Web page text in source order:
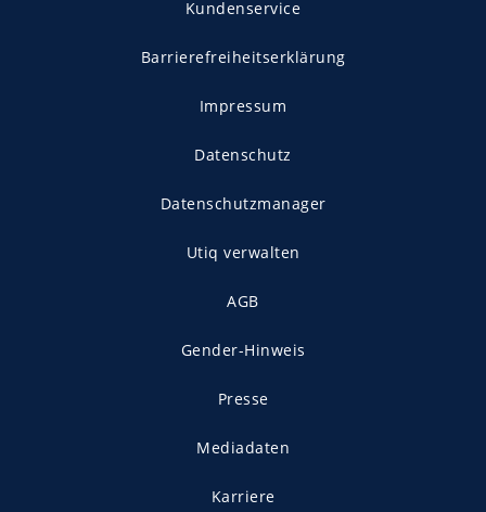
Kundenservice
Barrierefreiheitserklärung
Impressum
Datenschutz
Datenschutzmanager
Utiq verwalten
AGB
Gender-Hinweis
Presse
Mediadaten
Karriere